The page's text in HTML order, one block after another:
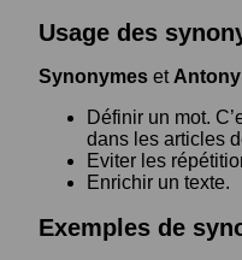
Usage des
Synonymes et
Définir un mot.
dans les articles
Eviter les
Enrichir un texte.
Exemples de